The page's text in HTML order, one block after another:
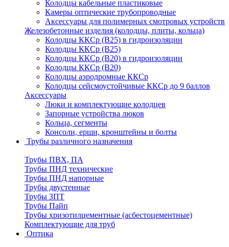
Колодцы кабельные пластиковые
Камеры оптические трубопроводные
Аксессуары для полимерных смотровых устройств
Железобетонные изделия (колодцы, плиты, кольца)
Колодцы ККСр (В25) в гидроизоляции
Колодцы ККСр (В25)
Колодцы ККСр (В20) в гидроизоляции
Колодцы ККСр (В20)
Колодцы аэродромные ККСр
Колодцы сейсмоустойчивые ККСр до 9 баллов
Аксессуары
Люки и комплектующие колодцев
Запорные устройства люков
Кольца, сегменты
Консоли, ерши, кронштейны и болты
Трубы различного назначения
Трубы ПВХ, ПА
Трубы ПНД технические
Трубы ПНД напорные
Трубы двустенные
Трубы ЗПТ
Трубы Пайп
Трубы хризотилцементные (асбестоцементные)
Комплектующие для труб
Оптика